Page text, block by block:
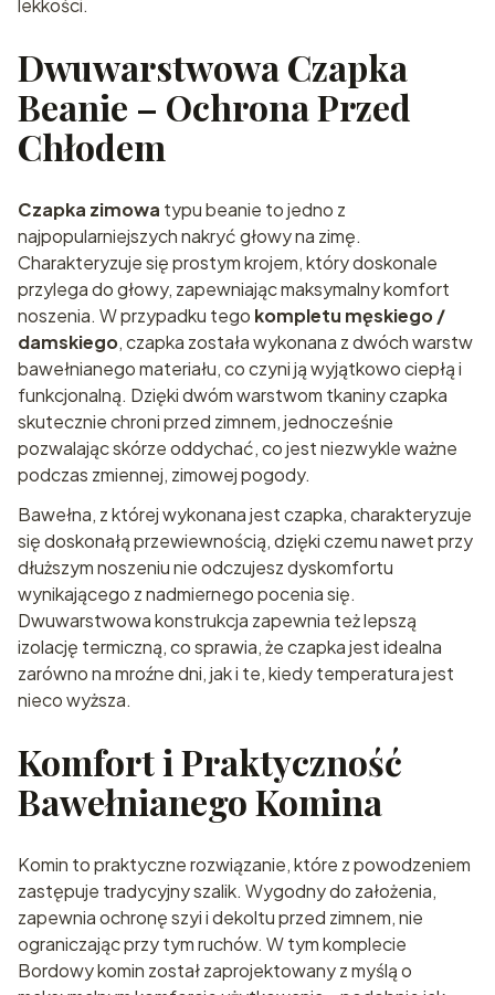
Dwuwarstwowa Czapka
Beanie – Ochrona Przed
Chłodem
Czapka zimowa typu beanie to jedno z
najpopularniejszych nakryć głowy na zimę.
Charakteryzuje się prostym krojem, który doskonale
przylega do głowy, zapewniając maksymalny komfort
noszenia. W przypadku tego kompletu męskiego /
damskiego, czapka została wykonana z dwóch warstw
bawełnianego materiału, co czyni ją wyjątkowo ciepłą i
funkcjonalną. Dzięki dwóm warstwom tkaniny czapka
skutecznie chroni przed zimnem, jednocześnie
pozwalając skórze oddychać, co jest niezwykle ważne
podczas zmiennej, zimowej pogody.
Bawełna, z której wykonana jest czapka, charakteryzuje
się doskonałą przewiewnością, dzięki czemu nawet przy
dłuższym noszeniu nie odczujesz dyskomfortu
wynikającego z nadmiernego pocenia się.
Dwuwarstwowa konstrukcja zapewnia też lepszą
izolację termiczną, co sprawia, że czapka jest idealna
zarówno na mroźne dni, jak i te, kiedy temperatura jest
nieco wyższa.
Komfort i Praktyczność
Bawełnianego Komina
Komin to praktyczne rozwiązanie, które z powodzeniem
zastępuje tradycyjny szalik. Wygodny do założenia,
zapewnia ochronę szyi i dekoltu przed zimnem, nie
ograniczając przy tym ruchów. W tym komplecie
Bordowy komin został zaprojektowany z myślą o